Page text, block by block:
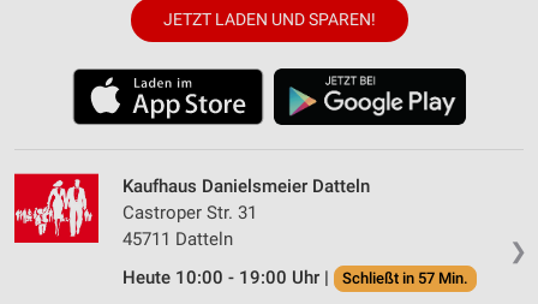
JETZT LADEN UND SPAREN!
❯
Kaufhaus Danielsmeier Datteln
Castroper Str. 31
45711 Datteln
Heute 10:00 - 19:00 Uhr |
Schließt in 57 Min.